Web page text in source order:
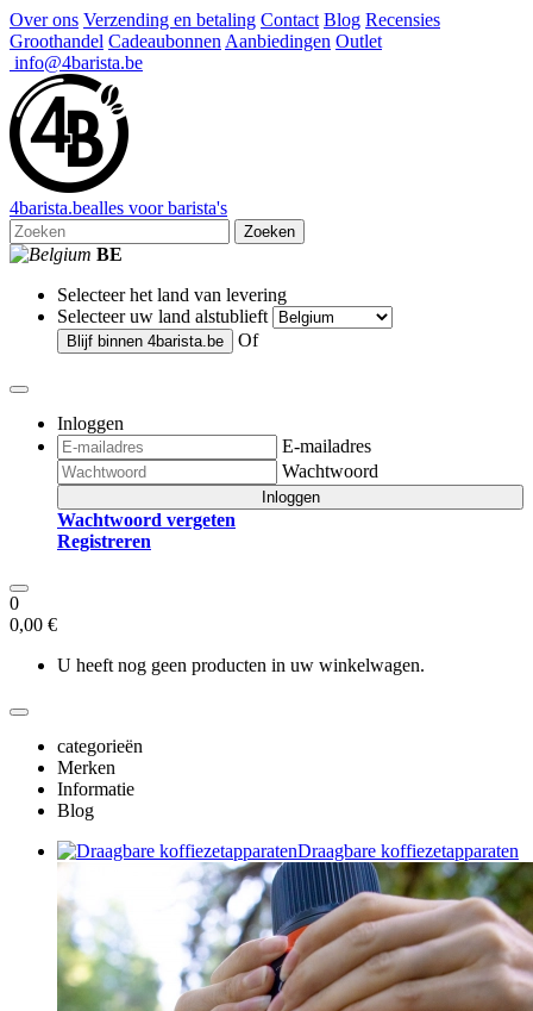
Over ons Verzending en betaling Contact Blog Recensies
Groothandel Cadeaubonnen Aanbiedingen Outlet
info@4barista.be
4barista.bealles voor barista's
Zoeken
BE
Selecteer het land van levering
Selecteer uw land alstublieft
Blijf binnen 4barista.be Of
Inloggen
E-mailadres
Wachtwoord
Inloggen
Wachtwoord vergeten
Registreren
0
0,00 €
U heeft nog geen producten in uw winkelwagen.
categorieën
Merken
Informatie
Blog
Draagbare koffiezetapparaten